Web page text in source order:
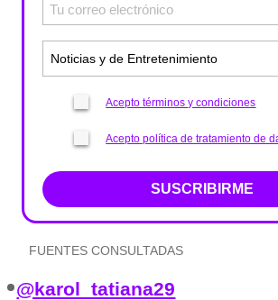
Acepto términos y condiciones
Acepto política de tratamiento de
SUSCRIBIRME
FUENTES CONSULTADAS
@karol_tatiana29